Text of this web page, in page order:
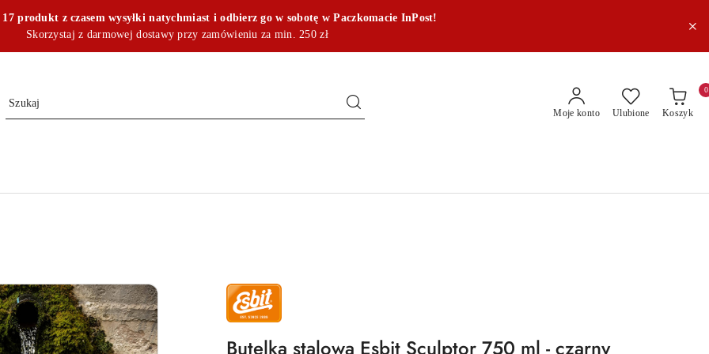
produkt z czasem wysyłki natychmiast i odbierz go w sobotę w Paczkomacie InPost!
Skorzystaj z darmowej dostawy przy zamówieniu za min. 250 zł
Moje konto Ulubione Koszyk
0
NAZWA
PRODUCENTA:
ESBIT
Butelka stalowa Esbit Sculptor 750 ml - czarny